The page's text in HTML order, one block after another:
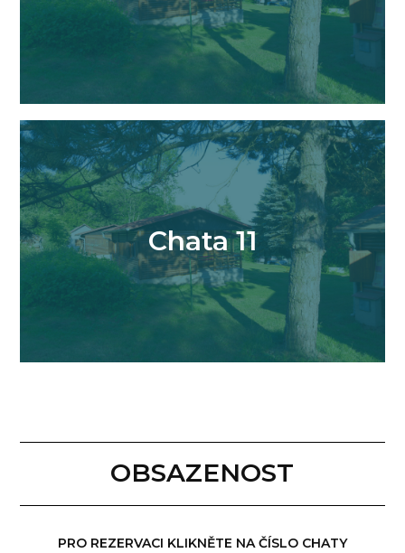
Chata 11
OBSAZENOST
PRO REZERVACI KLIKNĚTE NA ČÍSLO CHATY